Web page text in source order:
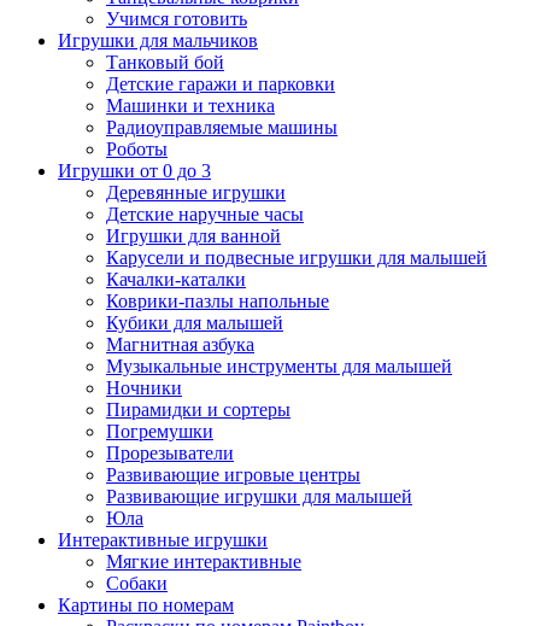
Учимся готовить
Игрушки для мальчиков
Танковый бой
Детские гаражи и парковки
Машинки и техника
Радиоуправляемые машины
Роботы
Игрушки от 0 до 3
Деревянные игрушки
Детские наручные часы
Игрушки для ванной
Карусели и подвесные игрушки для малышей
Качалки-каталки
Коврики-пазлы напольные
Кубики для малышей
Магнитная азбука
Музыкальные инструменты для малышей
Ночники
Пирамидки и сортеры
Погремушки
Прорезыватели
Развивающие игровые центры
Развивающие игрушки для малышей
Юла
Интерактивные игрушки
Мягкие интерактивные
Собаки
Картины по номерам